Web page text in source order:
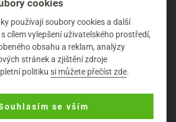
oční víčko či jen do záhybu oka
cookies
používají soubory cookies a další
cílem vylepšení uživatelského prostředí,
obsahu a reklam, analýzy
stránek a zjištění zdroje
politikusi můžete přečíst zde.
se vším